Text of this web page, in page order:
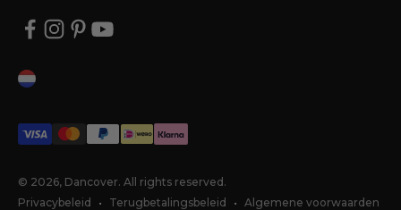
© 2026, Dancover. All rights reserved.
Privacybeleid
Terugbetalingsbeleid Algemene voorwaarden